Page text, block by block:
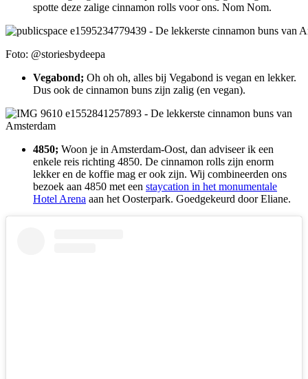
spotte deze zalige cinnamon rolls voor ons. Nom Nom.
Foto: @storiesbydeepa
Vegabond; Oh oh oh, alles bij Vegabond is vegan en lekker.
Dus ook de cinnamon buns zijn zalig (en vegan).
4850; Woon je in Amsterdam-Oost, dan adviseer ik een
enkele reis richting 4850. De cinnamon rolls zijn enorm
lekker en de koffie mag er ook zijn. Wij combineerden ons
bezoek aan 4850 met een staycation in het monumentale
Hotel Arena aan het Oosterpark. Goedgekeurd door Eliane.